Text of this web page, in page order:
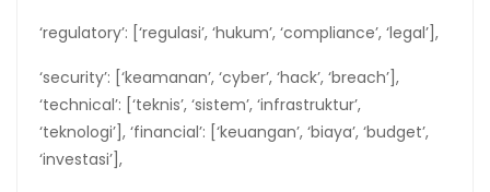
‘regulatory’: [‘regulasi’, ‘hukum’, ‘compliance’, ‘legal’],
‘security’: [‘keamanan’, ‘cyber’, ‘hack’, ‘breach’],
‘technical’: [‘teknis’, ‘sistem’, ‘infrastruktur’,
‘teknologi’], ‘financial’: [‘keuangan’, ‘biaya’, ‘budget’,
‘investasi’],